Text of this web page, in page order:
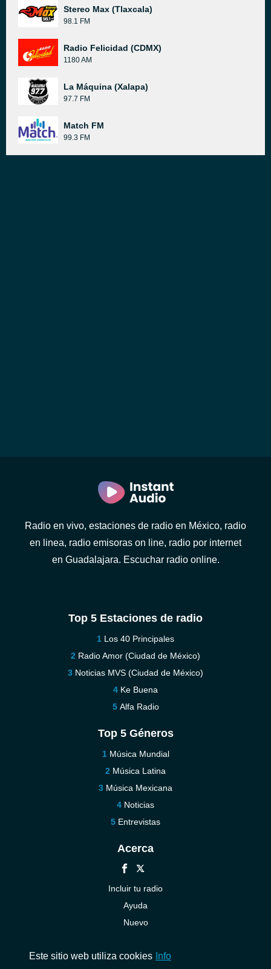
Stereo Max (Tlaxcala)
98.1 FM
Radio Felicidad (CDMX)
1180 AM
La Máquina (Xalapa)
97.7 FM
Match FM
99.3 FM
Radio en vivo, estaciones de radio en México, radio
en linea, radio emisoras on line, radio por internet
en Guadalajara. Escuchar radio online.
Top 5 Estaciones de radio
Los 40 Principales
Radio Amor (Ciudad de México)
Noticias MVS (Ciudad de México)
Ke Buena
Alfa Radio
Top 5 Géneros
Música Mundial
Música Latina
Música Mexicana
Noticias
Entrevistas
Acerca
Incluir tu radio
Ayuda
Nuevo
Este sitio web utiliza cookies Info